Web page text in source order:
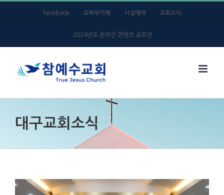
facebook 교육부카페 시설예약 교회소식
2024년도 온라인 콘텐츠 공모전
대구교회소식